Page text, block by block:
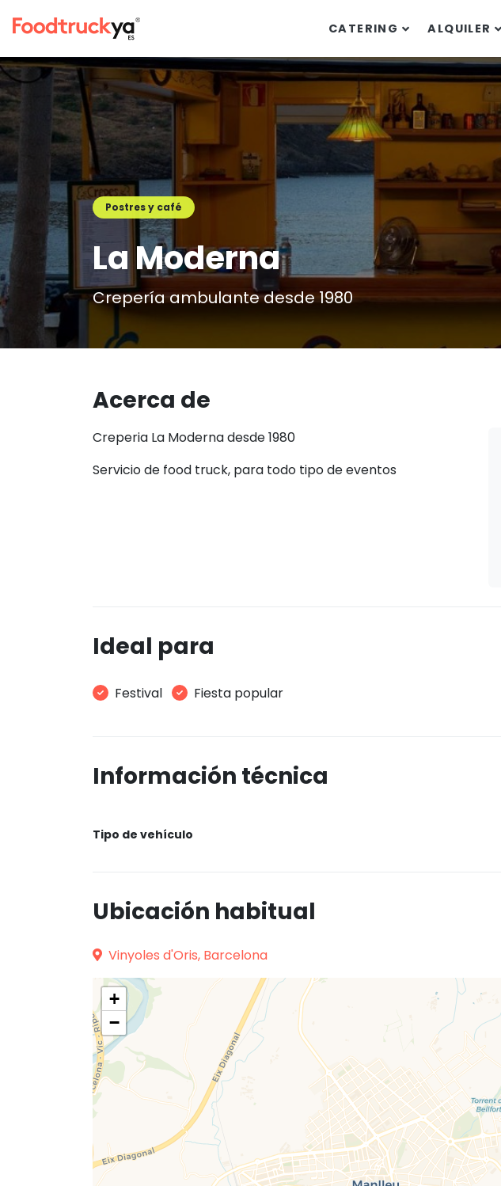
CATERING ALQUILER
Postres y café
La Moderna
Crepería ambulante desde 1980
Acerca de
Creperia La Moderna desde 1980
Servicio de food truck, para todo tipo de eventos
Ideal para
Festival Fiesta popular
Información técnica
Tipo de vehículo
Ubicación habitual
Vinyoles d'Oris, Barcelona
+
−